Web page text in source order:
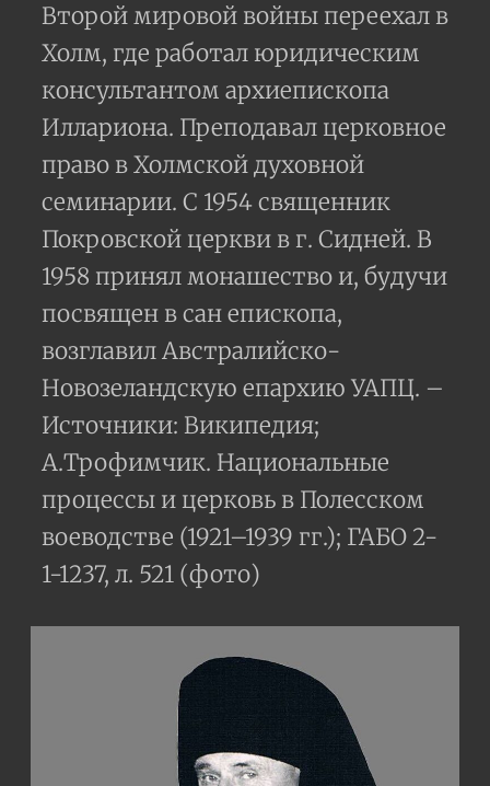
Второй мировой войны переехал в
Холм, где работал юридическим
консультантом архиепископа
Иллариона. Преподавал церковное
право в Холмской духовной
семинарии. С 1954 священник
Покровской церкви в г. Сидней. В
1958 принял монашество и, будучи
посвящен в сан епископа,
возглавил Австралийско-
Новозеландскую епархию УАПЦ. –
Источники: Википедия;
А.Трофимчик. Национальные
процессы и церковь в Полесском
воеводстве (1921–1939 гг.); ГАБО 2-
1-1237, л. 521 (фото)